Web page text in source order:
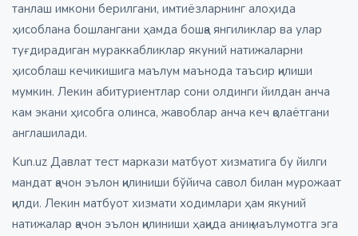
танлаш имкони берилгани, имтиёзларнинг алоҳида
ҳисоблана бошлангани ҳамда бошқа янгиликлар ва улар
туғдирадиган мураккабликлар якуний натижаларни
ҳисоблаш кечикишига маълум маънода таъсир қилиши
мумкин. Лекин абитуриентлар сони олдинги йилдан анча
кам экани ҳисобга олинса, жавоблар анча кеч қолаётгани
англашилади.
Kun.uz Давлат тест маркази матбуот хизматига бу йилги
мандат қачон эълон қилиниши бўйича савол билан мурожаат
қилди. Лекин матбуот хизмати ходимлари ҳам якуний
натижалар қачон эълон қилиниши ҳақида аниқ маълумотга эга